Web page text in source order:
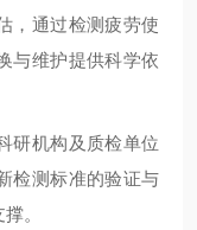
，通过检测疲劳使
与维护提供科学依
研机构及质检单位
检测标准的验证与
。